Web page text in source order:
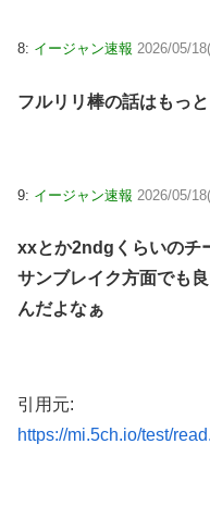
8: イージャン速報 2026/05/
フルリリ棒の話はもっ
9: イージャン速報 2026/05/
xxとか2ndgくらいのチ
サンブレイク方面でも
んだよなぁ
引用元:
https://mi.5ch.io/test/